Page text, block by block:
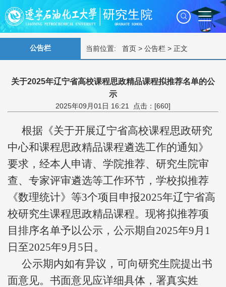
公告栏 当前位置: 首页 > 公告栏 > 正文
关于2025年辽宁省高校课程思政精品课程拟推荐名单的公
示
2025年09月01日 16:21 点击：[660]
根据《关于开展辽宁省高校课程思政研究
中心和课程思政精品课程遴选工作的通知》
要求，经本人申请、学院推荐、研究生院审
查、专家评审遴选等工作环节，学校拟推荐
《数理统计》等3个项目申报2025年辽宁省高
校研究生课程思政精品课程。现将拟推荐项
目排序名单予以公示，公示期自2025年9月1
日至2025年9月5日。
公示期内如有异议，可向研究生院提出书
面意见。书面意见应详细具体，署真实姓